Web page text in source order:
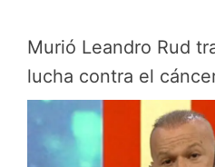
Murió Leandro Rud
lucha contra el